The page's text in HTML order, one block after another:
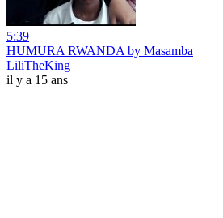
5:39
HUMURA RWANDA by Masamba
LiliTheKing
il y a 15 ans